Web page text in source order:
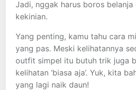
Jadi, nggak harus boros
kekinian.
Yang penting, kamu tahu cara
yang pas. Meski kelihatannya
outfit simpel itu butuh trik juga
kelihatan ‘biasa aja’. Yuk, kita
yang lagi naik daun!